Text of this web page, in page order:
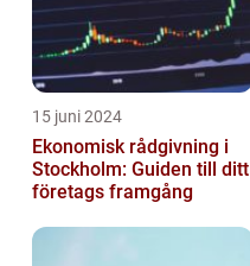
15 juni 2024
Ekonomisk rådgivning i
Stockholm: Guiden till ditt
företags framgång